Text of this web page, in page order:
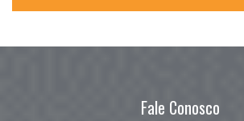
Fale Conosco